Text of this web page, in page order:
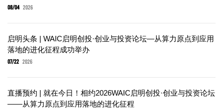
08/04 2026
启明头条 | WAIC启明创投·创业与投资论坛—从算力原点到应用
落地的进化征程成功举办
07/22 2026
直播预约 | 就在今日！相约2026WAIC启明创投·创业与投资论坛
——从算力原点到应用落地的进化征程